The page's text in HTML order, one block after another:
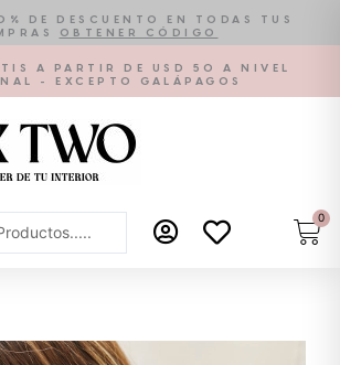
DE DESCUENTO EN TODAS TUS
OBTENER CÓDIGO
A PARTIR DE USD 50 A NIVEL
- EXCEPTO GALÁPAGOS
0